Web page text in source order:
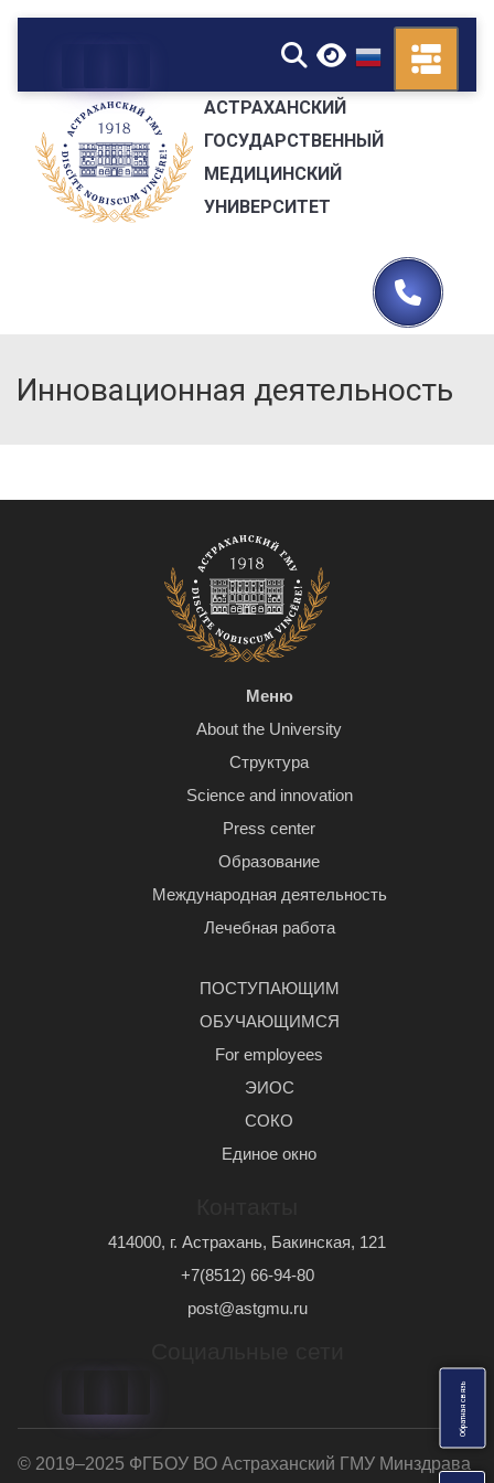
О
б
р
а
т
н
а
я
с
в
я
з
ь
▼
АСТРАХАНСКИЙ
ГОСУДАРСТВЕННЫЙ
МЕДИЦИНСКИЙ
УНИВЕРСИТЕТ
Инновационная деятельность
Меню
About the University
Структура
Science and innovation
Press center
Образование
Международная деятельность
Лечебная работа
ПОСТУПАЮЩИМ
ОБУЧАЮЩИМСЯ
For employees
ЭИОС
СОКО
Единое окно
414000, г. Астрахань, Бакинская, 121
+7(8512) 66-94-80
post@astgmu.ru
© 2019–2025 ФГБОУ ВО Астраханский ГМУ Минздрава